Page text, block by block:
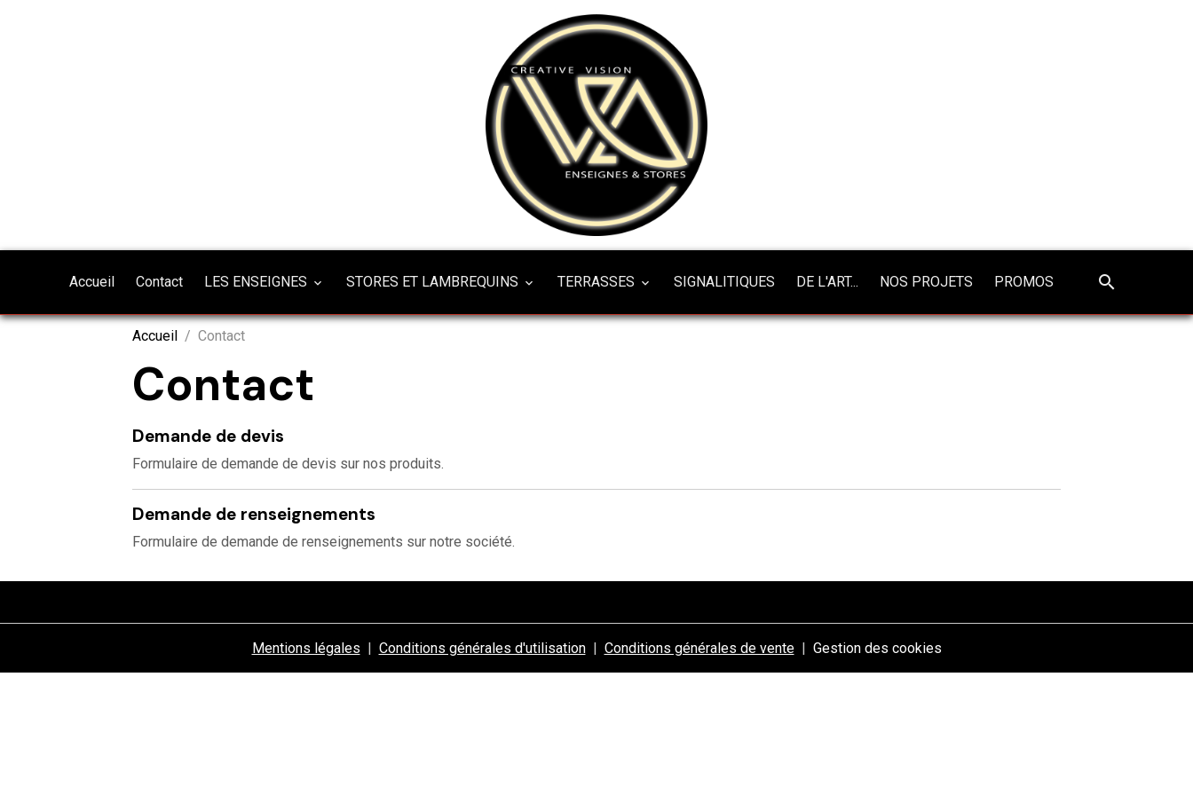
Accueil Contact LES ENSEIGNES STORES ET LAMBREQUINS TERRASSES SIGNALITIQUES DE L'ART... NOS PROJETS PROMOS
Accueil Contact
Contact
Demande de devis
Formulaire de demande de devis sur nos produits.
Demande de renseignements
Formulaire de demande de renseignements sur notre société.
Mentions légales Conditions générales d'utilisation Conditions générales de vente Gestion des cookies